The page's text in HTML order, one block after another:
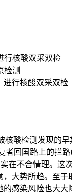
行核酸双采双检
检测
进行核酸双采双检
酸检测发现的
者回国路上的拦
在不合情理。这
大势所趋。至于
感染风险也大大